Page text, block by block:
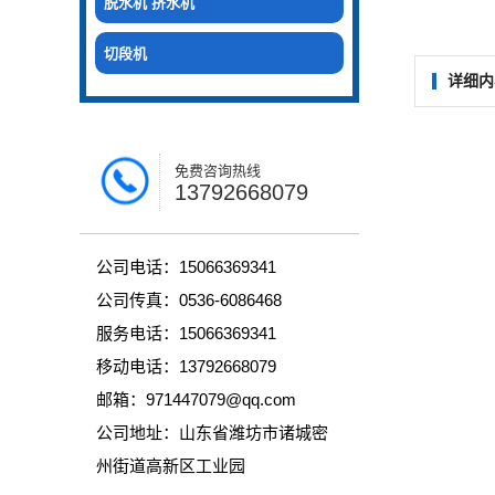
切段机
免费咨询热线
13792668079
公司电话：15066369341
公司传真：0536-6086468
服务电话：15066369341
移动电话：13792668079
邮箱：971447079@qq.com
公司地址：山东省潍坊市诸城密
州街道高新区工业园
详细